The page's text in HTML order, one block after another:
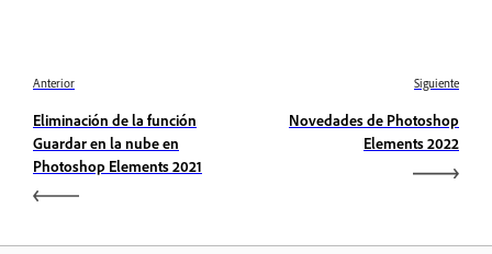
Anterior
Eliminación de la función
Guardar en la nube en
Photoshop Elements 2021
Siguiente
Novedades de Photoshop
Elements 2022